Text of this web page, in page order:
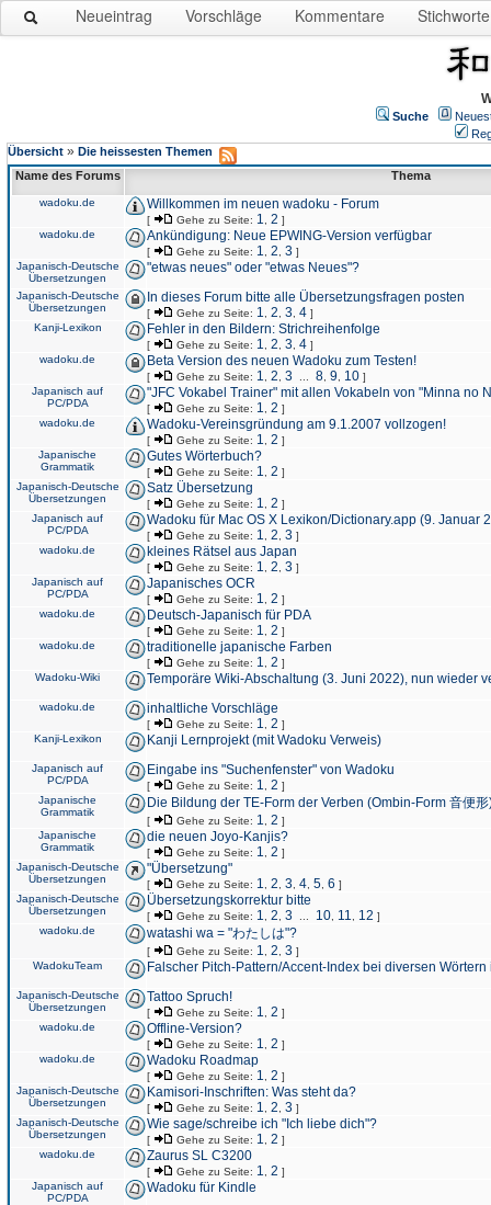
Neueintrag Vorschläge Kommentare Stichworte
Suche
Übersicht » Die heissesten Themen
Name des Forums
Thema
wadoku.de Willkommen im neuen wadoku - Forum
[ Gehe zu Seite: 1 2 ]
wadoku.de
Ankündigung: Neue EPWING-Version verfügbar
[ Gehe zu Seite: 1 2 3 ]
Japanisch-Deutsche
Übersetzungen
"etwas neues" oder "etwas Neues"?
Japanisch-Deutsche
Übersetzungen
In dieses Forum bitte alle Übersetzungsfragen posten
[ Gehe zu Seite: 1 2 3 4 ]
Kanji-Lexikon
Fehler in den Bildern: Strichreihenfolge
[ Gehe zu Seite: 1 2 3 4 ]
wadoku.de
Beta Version des neuen Wadoku zum Testen!
[ Gehe zu Seite: 1 2 3 8 9 10 ]
Japanisch auf
PC/PDA
"JFC Vokabel Trainer" mit allen Vokabeln von "Minna no
[ Gehe zu Seite: 1 2 ]
wadoku.de
Wadoku-Vereinsgründung am 9.1.2007 vollzogen!
[ Gehe zu Seite: 1 2 ]
Japanische
Grammatik
Gutes Wörterbuch?
[ Gehe zu Seite: 1 2 ]
Japanisch-Deutsche
Übersetzungen
Satz Übersetzung
[ Gehe zu Seite: 1 2 ]
Japanisch auf
PC/PDA
Wadoku für Mac OS X Lexikon/Dictionary.app (9. Januar
[ Gehe zu Seite: 1 2 3 ]
wadoku.de
kleines Rätsel aus Japan
[ Gehe zu Seite: 1 2 3 ]
Japanisch auf
PC/PDA
Japanisches OCR
[ Gehe zu Seite: 1 2 ]
wadoku.de
Deutsch-Japanisch für PDA
[ Gehe zu Seite: 1 2 ]
wadoku.de
traditionelle japanische Farben
[ Gehe zu Seite: 1 2 ]
Wadoku-Wiki
Temporäre Wiki-Abschaltung (3. Juni 2022), nun wieder
wadoku.de inhaltliche Vorschläge
[ Gehe zu Seite: 1 2 ]
Kanji-Lexikon
Kanji Lernprojekt (mit Wadoku Verweis)
Japanisch auf
PC/PDA
Eingabe ins "Suchenfenster" von Wadoku
[ Gehe zu Seite: 1 2 ]
Japanische
Grammatik
Die Bildung der TE-Form der Verben (Ombin-Form 音便形
[ Gehe zu Seite: 1 2 ]
Japanische
Grammatik
die neuen Joyo-Kanjis?
[ Gehe zu Seite: 1 2 ]
Japanisch-Deutsche
Übersetzungen
"Übersetzung"
[ Gehe zu Seite: 1 2 3 4 5 6 ]
Japanisch-Deutsche
Übersetzungen
Übersetzungskorrektur bitte
[ Gehe zu Seite: 1 2 3 10 11 12 ]
wadoku.de
watashi wa = "わたしは"?
[ Gehe zu Seite: 1 2 3 ]
WadokuTeam
Falscher Pitch-Pattern/Accent-Index bei diversen
Japanisch-Deutsche
Übersetzungen
Tattoo Spruch!
[ Gehe zu Seite: 1 2 ]
wadoku.de
Offline-Version?
[ Gehe zu Seite: 1 2 ]
wadoku.de
Wadoku Roadmap
[ Gehe zu Seite: 1 2 ]
Japanisch-Deutsche
Übersetzungen
Kamisori-Inschriften: Was steht da?
[ Gehe zu Seite: 1 2 3 ]
Japanisch-Deutsche
Übersetzungen
Wie sage/schreibe ich "Ich liebe dich"?
[ Gehe zu Seite: 1 2 ]
wadoku.de
Zaurus SL C3200
[ Gehe zu Seite: 1 2 ]
Japanisch auf
PC/PDA
Wadoku für Kindle